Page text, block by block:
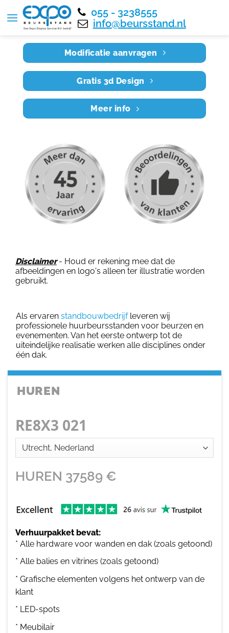
055 - 3238555
info@beursstand.nl
Home RE8X3 021
Modificatie aanvragen
Gratis 3d Design
Meer info
Disclaimer- Houd er rekening mee dat de
afbeeldingen en logo's alleen ter illustratie worden
gebruikt.
Als ervaren standbouwbedrijfleveren wij
professionele huurbeursstanden voor beurzen en
evenementen. Van het eerste ontwerp tot de
uiteindelijke realisatie werken alle disciplines onder
één dak.
HUREN
RE8X3 021
HUREN 37589 €
Verhuurpakket bevat:
* Alle hardware voor wanden en dak (zoals getoond)
* Alle balies en vitrines (zoals getoond)
* Grafische elementen volgens het ontwerp van de
klant
* LED-spots
* Meubilair